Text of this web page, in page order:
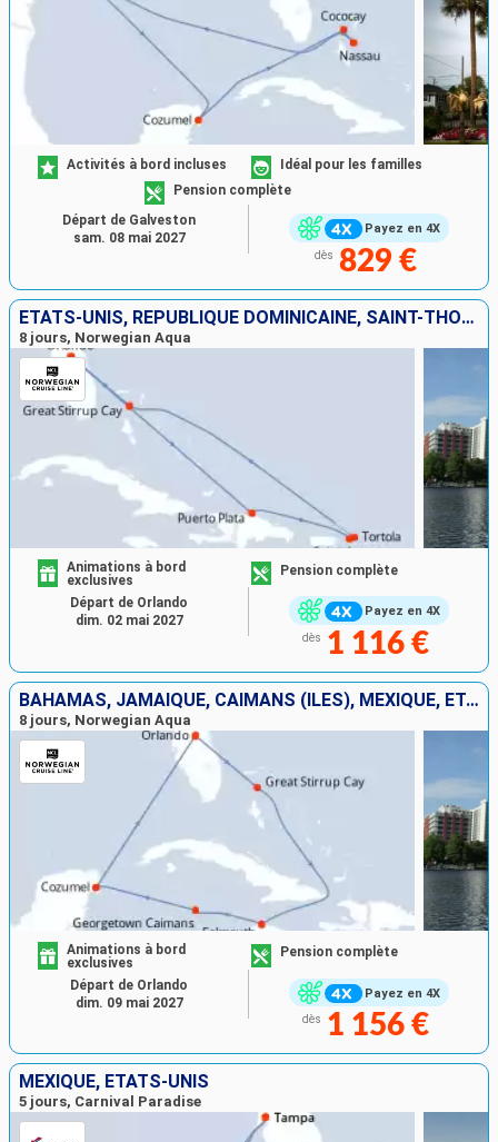
Payez en 4X
Activités à bord incluses
Idéal pour les familles
Pension complète
dès 829 €
Départ de Galveston
sam. 08 mai 2027
ÉTATS-UNIS, RÉPUBLIQUE DOMINICAINE, SAINT-THOMAS, TORTOLA, BAHAMAS
8 jours, Norwegian Aqua
Payez en 4X
Animations à bord
exclusives
Pension complète
dès 1 116 €
Départ de Orlando
dim. 02 mai 2027
BAHAMAS, JAMAÏQUE, CAÏMANS (ÎLES), MEXIQUE, ÉTATS-UNIS
8 jours, Norwegian Aqua
Payez en 4X
Animations à bord
exclusives
Pension complète
dès 1 156 €
Départ de Orlando
dim. 09 mai 2027
MEXIQUE, ÉTATS-UNIS
5 jours, Carnival Paradise